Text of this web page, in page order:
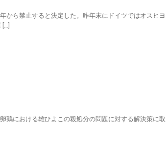
ら禁止すると決定した。昨年末にドイツではオスヒヨ
鶏における雄ひよこの殺処分の問題に対する解決策に